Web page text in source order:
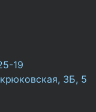
19
3Б, 5